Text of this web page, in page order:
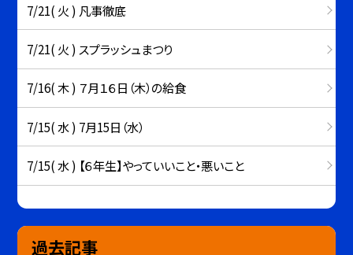
7/21( 火 ) 凡事徹底
7/21( 火 ) スプラッシュまつり
7/16( 木 ) ７月１６日（木）の給食
7/15( 水 ) 7月15日（水）
7/15( 水 ) 【６年生】やっていいこと・悪いこと
過去記事